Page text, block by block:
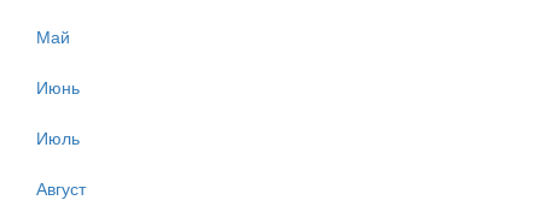
Май
Июнь
Июль
Август